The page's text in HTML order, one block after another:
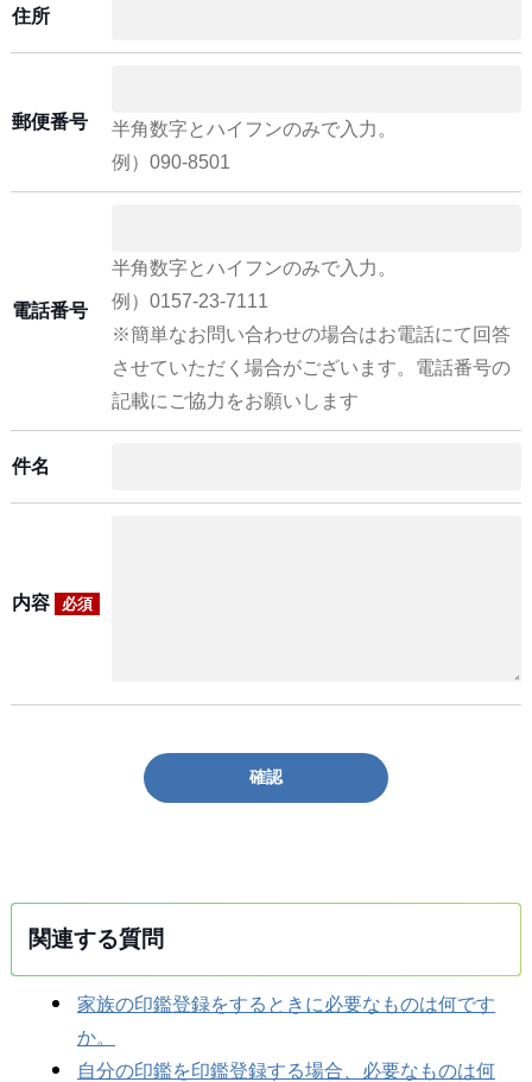
住所
郵便番号
半角数字とハイフンのみで入力。
例）090-8501
電話番号
半角数字とハイフンのみで入力。
例）0157-23-7111
※簡単なお問い合わせの場合はお電話にて回答
させていただく場合がございます。電話番号の
記載にご協力をお願いします
件名
内容 必須
確認
関連する質問
家族の印鑑登録をするときに必要なものは何です
か。
自分の印鑑を印鑑登録する場合、必要なものは何